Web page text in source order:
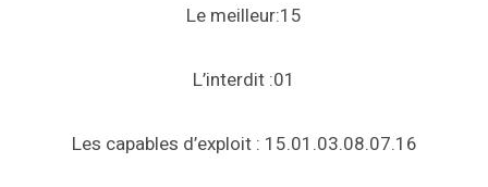
Le meilleur:15
L’interdit :01
Les capables d’exploit : 15.01.03.08.07.16